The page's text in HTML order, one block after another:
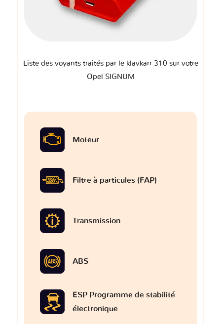
Liste des voyants traités par le klavkarr 310 sur votre
Opel SIGNUM
Moteur
Filtre à particules (FAP)
Transmission
ABS
ESP Programme de stabilité
électronique